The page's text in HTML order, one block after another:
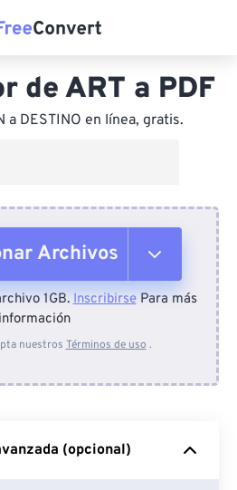
de ART a PDF
a DESTINO en línea, gratis.
Archivos
el dispositivo
Drive
1GB.InscribirsePara más
información
nuestros Términos de uso .
(opcional)